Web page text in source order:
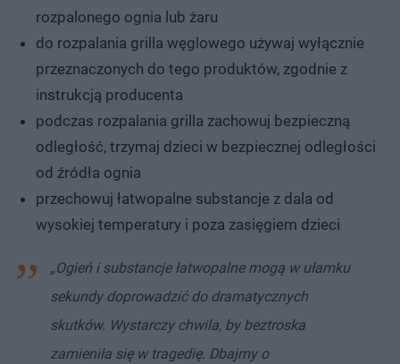
rozpalonego ognia lub żaru
do rozpalania grilla węglowego używaj wyłącznie
przeznaczonych do tego produktów, zgodnie z
instrukcją producenta
podczas rozpalania grilla zachowuj bezpieczną
odległość, trzymaj dzieci w bezpiecznej odległości
od źródła ognia
przechowuj łatwopalne substancje z dala od
wysokiej temperatury i poza zasięgiem dzieci
„Ogień i substancje łatwopalne mogą w ułamku
sekundy doprowadzić do dramatycznych
skutków. Wystarczy chwila, by beztroska
zamieniła się w tragedię. Dbajmy o